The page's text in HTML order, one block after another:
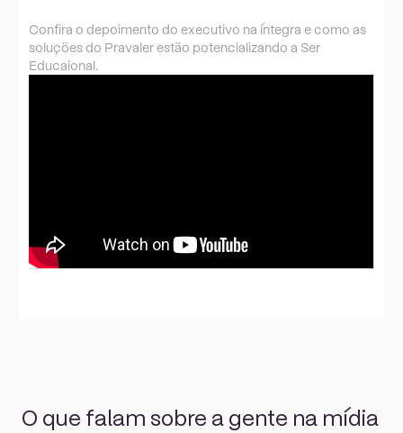
Confira o depoimento do executivo na íntegra e como as
soluções do Pravaler estão potencializando a Ser
Educaional.
O que falam sobre a gente na mídia